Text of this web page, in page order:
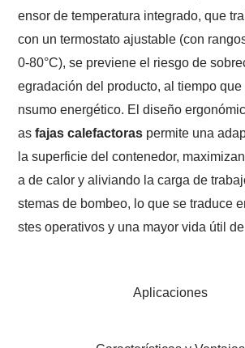
ensor de temperatura integrado, que
con un termostato ajustable (con
0-80°C), se previene el riesgo de
egradación del producto, al tiempo
nsumo energético. El diseño
as fajas calefactoras permite una
la superficie del contenedor,
a de calor y aliviando la carga de
stemas de bombeo, lo que se traduce
stes operativos y una mayor vida útil
Aplicaciones